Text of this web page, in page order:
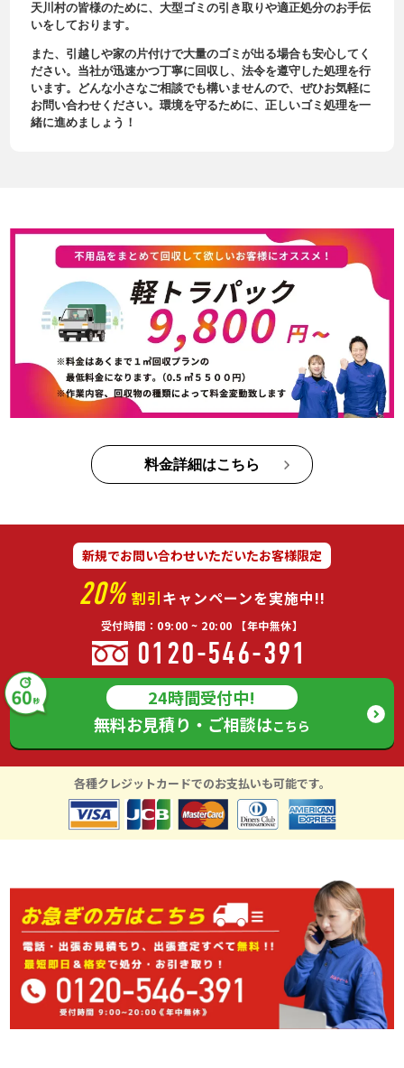
天川村の皆様のために、大型ゴミの引き取りや適正処分のお手伝
いをしております。
また、引越しや家の片付けで大量のゴミが出る場合も安心してく
ださい。当社が迅速かつ丁寧に回収し、法令を遵守した処理を行
います。どんな小さなご相談でも構いませんので、ぜひお気軽に
お問い合わせください。環境を守るために、正しいゴミ処理を一
緒に進めましょう！
料金詳細はこちら
新規でお問い合わせいただいたお客様限定
20% 割引キャンペーンを実施中!!
受付時間：09:00 ~ 20:00 【年中無休】
0120-546-391
24時間受付中!
無料お見積り・ご相談はこちら
各種クレジットカードでのお支払いも可能です。